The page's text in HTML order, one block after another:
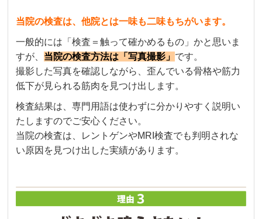
当院の検査は、他院とは一味も二味もちがいます。
一般的には「検査＝触って確かめるもの」かと思いま
すが、 当院の検査方法は「写真撮影」 です。
撮影した写真を確認しながら、歪んでいる骨格や筋力
低下が見られる筋肉を見つけ出します。
検査結果は、専門用語は使わずに分かりやすく説明い
たしますのでご安心ください。
当院の検査は、レントゲンやMRI検査でも判明されな
い原因を見つけ出した実績があります。